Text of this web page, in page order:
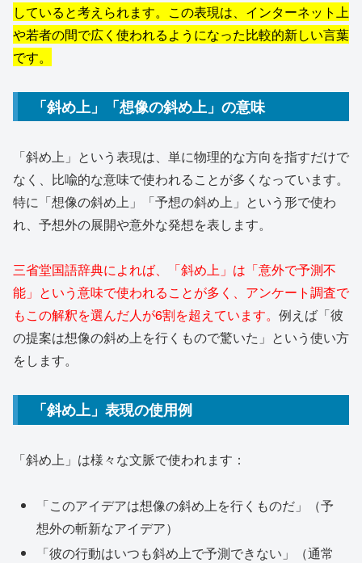
していると考えられます。この表現は、インターネット上
や若者の間で広く使われるようになった比較的新しい言葉
です。
「斜め上」「想像の斜め上」の意味
「斜め上」という表現は、単に物理的な方向を指すだけで
なく、比喩的な意味で使われることが多くなっています。
特に「想像の斜め上」「予想の斜め上」という形で使わ
れ、予想外の展開や意外な発想を表します。
三省堂国語辞典によれば、「斜め上」は「意外で予測不
能」という意味で使われることが多く、アンケート調査で
もこの解釈を選んだ人が6割を超えています。 例えば「彼
の提案は想像の斜め上を行くもので驚いた」という使い方
をします。
「斜め上」表現の使用例
「斜め上」は様々な文脈で使われます：
「このアイデアは想像の斜め上を行くものだ」（予
想外の斬新なアイデア）
「彼の行動はいつも斜め上で予測できない」（通常